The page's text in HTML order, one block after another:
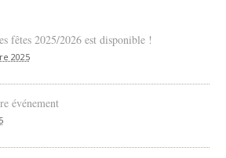
fêtes 2025/2026 est disponible !
2025
événement